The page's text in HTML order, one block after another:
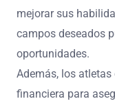
mejorar sus
campos deseados
oportunidades.
Además, los
financiera para